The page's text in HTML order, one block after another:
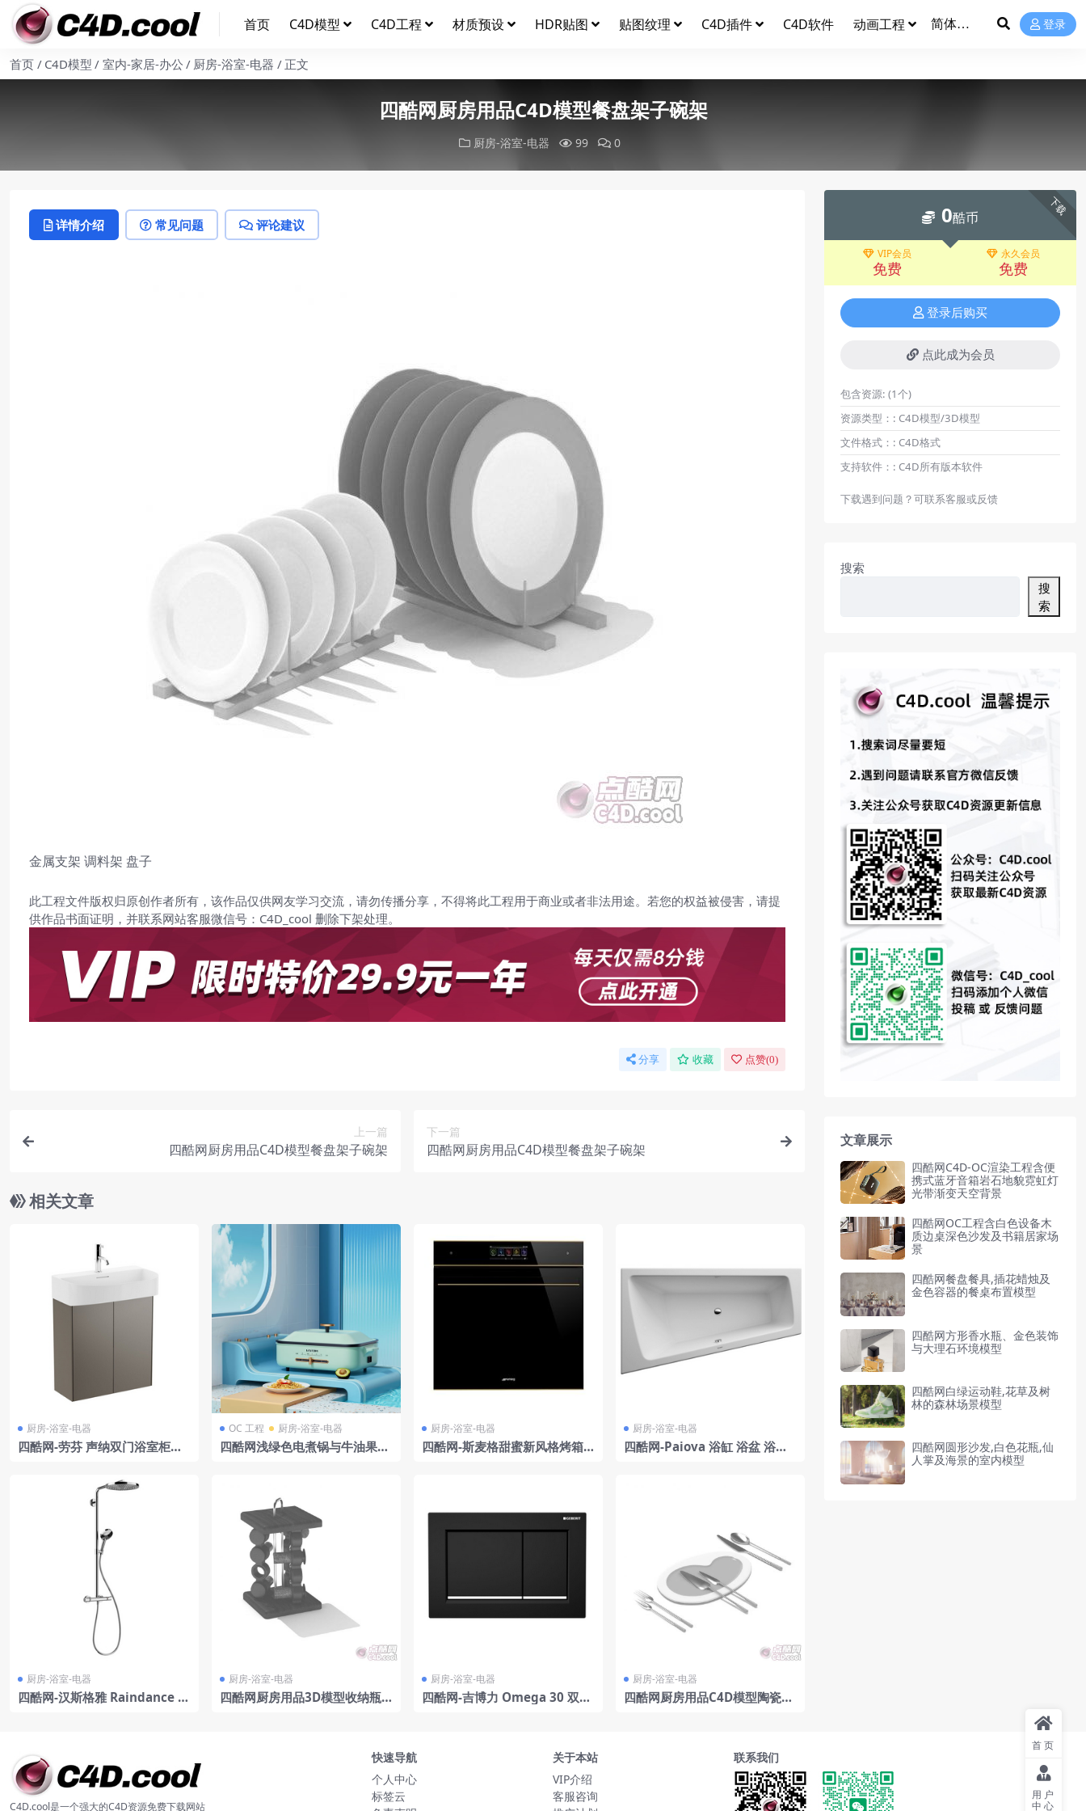
首页 C4D模型 C4D工程 材质预设 HDR贴图 贴图纹理 C4D插件 C4D软件 动画工程 登录
首页 C4D模型 室内-家居-办公 厨房-浴室-电器 正文
四酷网厨房用品C4D模型餐盘架子碗架
厨房-浴室-电器 99 0
详情介绍 常见问题 评论建议
金属支架 调料架 盘子
此工程文件版权归原创作者所有，该作品仅供网友学习交流，请勿传播分享，不得将此工程用于商业或者非法用途。若您的权益被侵害，请提
供作品书面证明，并联系网站客服微信号：C4D_cool 删除下架处理。
分享 收藏 点赞(0)
上一篇
四酷网厨房用品C4D模型餐盘架子碗架
下一篇
四酷网厨房用品C4D模型餐盘架子碗架
相关文章
厨房-浴室-电器
四酷网-劳芬 声纳双门浴室柜子
OC 工程 厨房-浴室-电器
四酷网浅绿色电煮锅与牛油果意
厨房-浴室-电器
四酷网-斯麦格甜蜜新风格烤箱 S
厨房-浴室-电器
四酷网-Paiova 浴缸 浴盆 浴桶
厨房-浴室-电器
四酷网-汉斯格雅 Raindance S
厨房-浴室-电器
四酷网厨房用品3D模型收纳瓶
厨房-浴室-电器
四酷网-吉博力 Omega 30 双冲
厨房-浴室-电器
四酷网厨房用品C4D模型陶瓷盘
下载
0酷币
VIP会员
免费
永久会员
免费
登录后购买
点此成为会员
包含资源: (1个)
资源类型：: C4D模型/3D模型
文件格式：: C4D格式
支持软件：: C4D所有版本软件
下载遇到问题？可联系客服或反馈
搜索
搜
索
文章展示
四酷网C4D-OC渲染工程含便
携式蓝牙音箱岩石地貌霓虹灯
光带渐变天空背景
四酷网OC工程含白色设备木
质边桌深色沙发及书籍居家场
景
四酷网餐盘餐具,插花蜡烛及
金色容器的餐桌布置模型
四酷网方形香水瓶、金色装饰
与大理石环境模型
四酷网白绿运动鞋,花草及树
林的森林场景模型
四酷网圆形沙发,白色花瓶,仙
人掌及海景的室内模型
C4D.cool是一个强大的C4D资源免费下载网站
快速导航
个人中心
标签云
关于本站
VIP介绍
客服咨询
联系我们
首页
用户
中心